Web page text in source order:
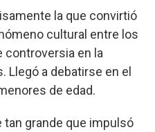
la que convirtió
cultural entre los
controversia en la
Llegó a debatirse en el
de edad.
grande que impulsó